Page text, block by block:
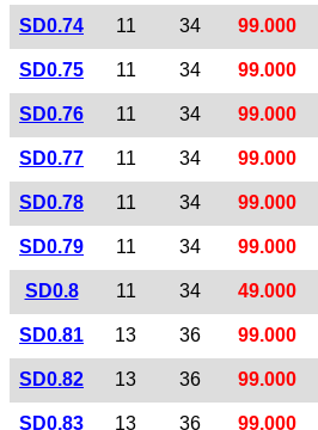
SD0.74 11 34 99.000
SD0.75 11 34 99.000
SD0.76 11 34 99.000
SD0.77 11 34 99.000
SD0.78 11 34 99.000
SD0.79 11 34 99.000
SD0.8 11 34 49.000
SD0.81 13 36 99.000
SD0.82 13 36 99.000
SD0.83 13 36 99.000